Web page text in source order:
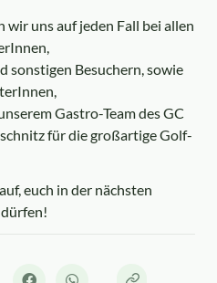
uns auf jeden Fall bei allen
sonstigen Besuchern, sowie
Gastro-Team des GC
für die großartige Golf-
euch in der nächsten